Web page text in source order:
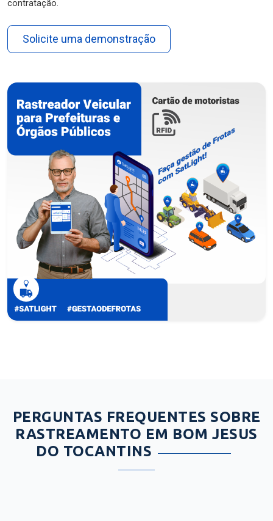
contratação.
Solicite uma demonstração
PERGUNTAS FREQUENTES SOBRE
RASTREAMENTO EM BOM JESUS
DO TOCANTINS